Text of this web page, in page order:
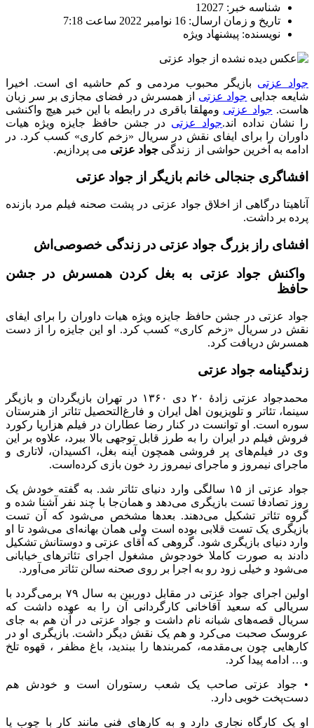
شناسه خبر: 12027
تاریخ و زمان ارسال: 16 نوامبر 2022 ساعت 7:18
نویسنده: پیشنهاد ویژه
جواد عزتی بازیگر محبوب مردمی و کم حاشیه ای است. اخیرا
شایعه جدایی جواد عزتی از همسرش در فضای مجازی بر سر زبان
هاست. جواد عزتی ومهلقا باقری در رابطه با این خبر هیچ واکنشی
را نشان نداده اند.جواد عزتی در جشن حافظ جایزه ویژه هیات
داوران را برای ایفای نقش در سریال «زخم کاری» کسب کرد. در
ادامه به آخرین حواشی از زندگی جواد عزتی می پردازیم.
افشاگری جنجالی خانم بازیگر از جواد عزتی
آناهیتا درگاهی از اخلاق جواد عزتی در پشت صحنه فیلم مرد بازنده
پرده بر داشت.
افشای راز بزرگ جواد عزتی در زندگی خصوصی‌اش
واکنش جواد عزتی به بغل کردن همسرش در جشن
حافظ
جواد عزتی در جشن حافظ جایزه ویژه هیات داوران را برای ایفای
نقش در سریال «زخم کاری» کسب کرد. او این جایزه را از دست
همسرش دریافت کرد.
زندگینامه جواد عزتی
محمدجواد عزتی زادهٔ ۲۰ دی ۱۳۶۰ در تهران بازیگردان و بازیگر
سینما، تئاتر و تلویزیون اهل ایران و فارغ‌التحصیل تئاتر از هنرستان
سوره است. او توانست در کنار رضا عطاران در فیلم هزارپا رکورد
فروش فیلم در ایران را به طرز قابل توجهی بالا ببرد، علاوه بر این
وی در فیلم‌های پر فروشی همچون آینه بغل، اکسیدان، لاتاری و
ماجرای نیمروز و ماجرای نیمروز رد خون بازی کرده‌است.
جواد عزتی از ۱۵ سالگی وارد دنیای تئاتر شد. به گفته خودش یک
روز تصادفا تست بازیگری می‌دهد و همان‌جا با چند نفر آشنا شده و
گروه تئاتر تشکیل می‌دهند. بعدها مشخص می‌شود که آن تست
بازیگری یک تست قلابی بوده است ولی همان بهانه‌ای می‌شود تا او
وارد دنیای بازیگری شود. گروهی که آقای عزتی و دوستانش تشکیل
دادند به صورت کاملا خودجوش مشغول اجرای تئاترهای خیابانی
می‌شود و خیلی زود رو به اجرا بر روی صحنه سالن تئاتر می‌آورد.
اولین اجرای جواد عزتی در مقابل دوربین به سال ۷۹ برمی‌گردد با
سریالی که سعید آقاخانی کارگردانی آن را به عهده داشت که
سریال قصه‌های شبانه نام داشت و جواد عزتی در آن هم به جای
عروسک صحبت می‌کرد و هم یک نقش دیگر داشت. بازیگری او در
کارهایی چون بی‌مقدمه، کمربندها را ببندید، باغ مظفر ، قهوه تلخ
و… ادامه پیدا کرد.
• جواد عزتی صاحب یک شعب رستوران‌ است و خودش هم
دست‌پخت خوبی دارد.
او یک کارگاه نجاری دارد و به کارهای فنی مانند کار با چوب یا